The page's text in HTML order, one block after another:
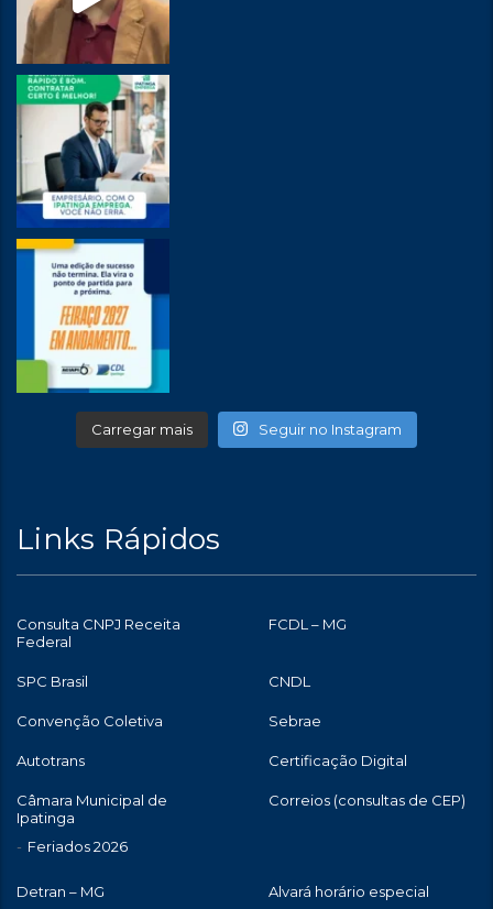
Carregar mais Seguir no Instagram
Links Rápidos
Consulta CNPJ Receita
Federal
FCDL – MG
SPC Brasil CNDL
Convenção Coletiva Sebrae
Autotrans Certificação Digital
Câmara Municipal de
Ipatinga
Feriados 2026
Correios (consultas de CEP)
Detran – MG Alvará horário especial